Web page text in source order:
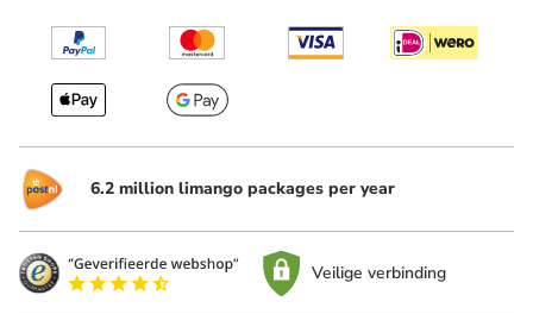
6.2 million limango packages per year
Veilige verbinding